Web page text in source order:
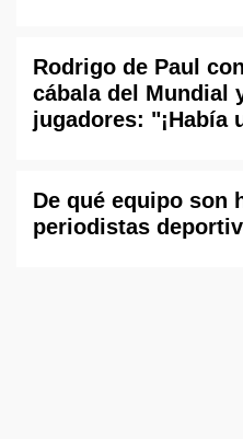
Rodrigo de Paul
cábala del Mundial
jugadores: "¡Había
De qué equipo son
periodistas